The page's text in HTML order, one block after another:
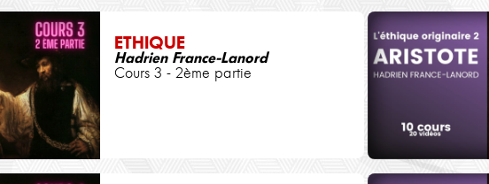
ETHIQUE
Hadrien France-Lanord
Cours 3 - 2ème partie